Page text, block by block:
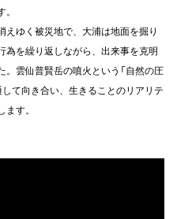
ゆく被災地で、大浦は地面を掘り
為を繰り返しながら、出来事を克明
雲仙普賢岳の噴火という「自然の圧
て向き合い、生きることのリアリテ
す。